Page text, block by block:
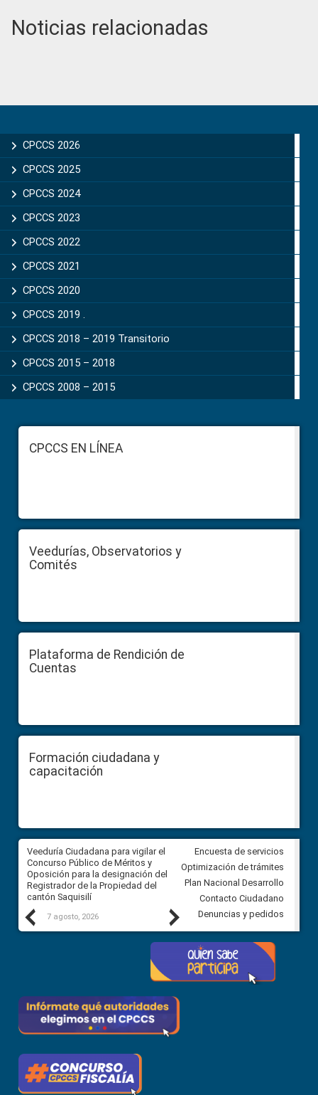
Noticias relacionadas
Sidebar
CPCCS 2026
CPCCS 2025
CPCCS 2024
CPCCS 2023
CPCCS 2022
CPCCS 2021
CPCCS 2020
CPCCS 2019 .
CPCCS 2018 – 2019 Transitorio
CPCCS 2015 – 2018
CPCCS 2008 – 2015
FooterCPCCS EN LÍNEA
Veedurías, Observatorios y
Comités
Plataforma de Rendición de
Cuentas
Formación ciudadana y
capacitación
Previous
Veeduría Ciudadana para vigilar el
Concurso Público de Méritos y
Oposición para la designación del
Registrador de la Propiedad del
cantón Saquisilí
7 agosto, 2026
Veeduría Ciudadana para
construcción del asfaltado de
diferentes barrios del sector
Ballenita del cantón Santa
7 agosto, 2026
Next
Encuesta de servicios
Optimización de trámites
Plan Nacional Desarrollo
Contacto Ciudadano
Denuncias y pedidos